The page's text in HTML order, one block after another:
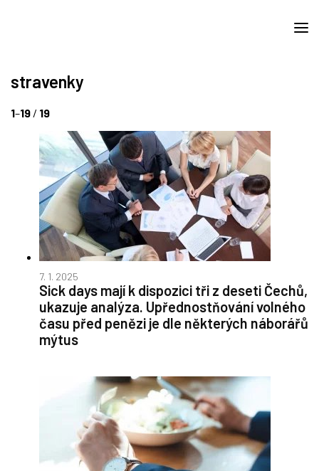
stravenky
1–19 / 19
7. 1. 2025
Sick days mají k dispozici tři z deseti Čechů,
ukazuje analýza. Upřednostňování volného
času před penězi je dle některých náborářů
mýtus